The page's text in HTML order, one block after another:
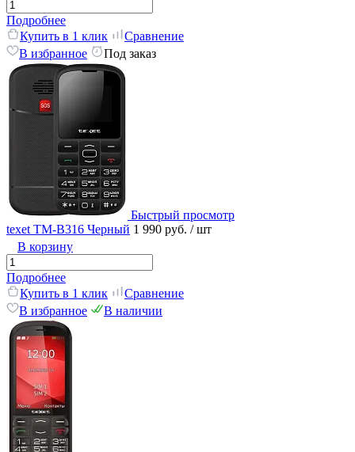
Подробнее
Купить в 1 клик
Сравнение
В избранное
Под заказ
Быстрый просмотр
texet TM-B316 Черный 1 990 руб. / шт
В корзину
Подробнее
Купить в 1 клик
Сравнение
В избранное
В наличии